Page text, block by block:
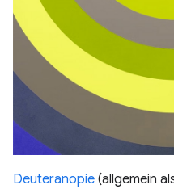
Deuteranopie (allgemein